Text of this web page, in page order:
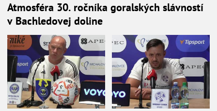
Atmosféra 30. ročníka goralských slávností
v Bachledovej doline